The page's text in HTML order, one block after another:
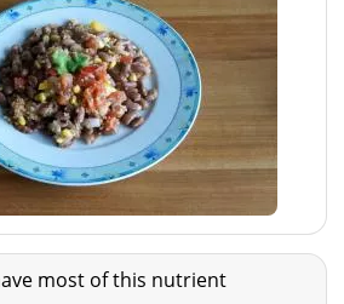
most of this nutrient